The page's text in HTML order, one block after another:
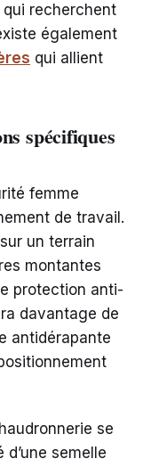
qui recherchent
également
qui allient
spécifiques
femme
de travail.
un terrain
montantes
protection anti-
davantage de
antidérapante
se
semelle